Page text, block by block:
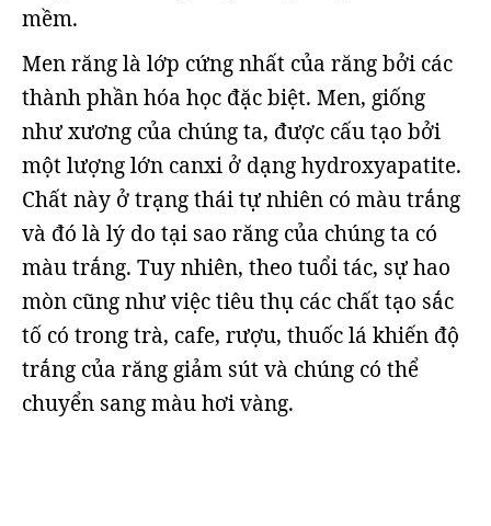
mềm.
Men răng là lớp cứng nhất của răng bởi các
thành phần hóa học đặc biệt. Men, giống
như xương của chúng ta, được cấu tạo bởi
một lượng lớn canxi ở dạng hydroxyapatite.
Chất này ở trạng thái tự nhiên có màu trắng
và đó là lý do tại sao răng của chúng ta có
màu trắng. Tuy nhiên, theo tuổi tác, sự hao
mòn cũng như việc tiêu thụ các chất tạo sắc
tố có trong trà, cafe, rượu, thuốc lá khiến độ
trắng của răng giảm sút và chúng có thể
chuyển sang màu hơi vàng.